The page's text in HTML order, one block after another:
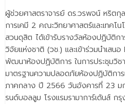
ผู้ช่วยศาสตราจารย์ ดร.วรพจน์ หริต
การเคมี 2 คณะวิทยาศาสตร์และเทคโ
สวนดุสิต ได้เข้ารับรางวัลห้องปฏิบัติก
วิจัยแห่งชาติ (วช.) และเข้าร่วมนำเสน
พัฒนาห้องปฏิบัติการ ในการประชุมวิช
มาตรฐานความปลอดภัยห้องปฏิบัติกา
ภาคกลาง ปี 2566 วันอังคารที่ 23
รนด์บอลลูม โรงแรมรามาการ์เด้นส์ กรุ